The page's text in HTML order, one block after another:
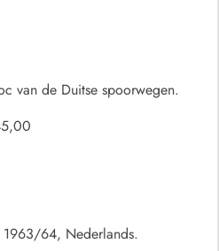
van de Duitse spoorwegen.
64, Nederlands.